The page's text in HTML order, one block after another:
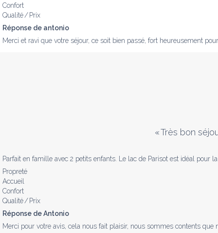
Confort
Qualité / Prix
Réponse de antonio
Merci et ravi que votre séjour, ce soit bien passé, fort heureusement
«Très bon
Parfait en famille avec 2 petits enfants. Le lac de Parisot est idéal pour
Propreté
Accueil
Confort
Qualité / Prix
Réponse de Antonio
Merci pour votre avis, cela nous fait plaisir, nous sommes contents